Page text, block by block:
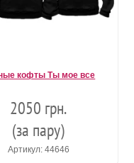
кофты Ты мое все
2050 грн.
(за пару)
Артикул: 44646